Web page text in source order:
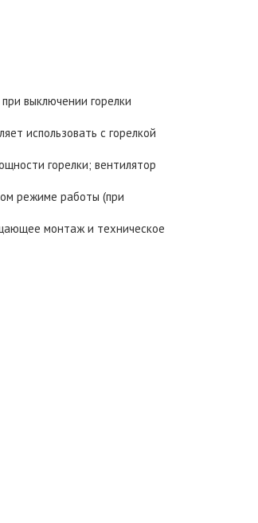
выключении горелки
использовать с горелкой
горелки; вентилятор
режиме работы (при
монтаж и техническое